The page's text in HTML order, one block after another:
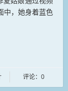
中，她身着蓝色
盎然的...
评论：0